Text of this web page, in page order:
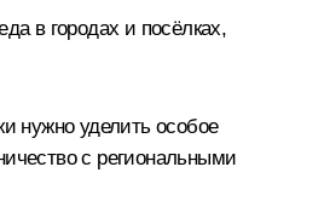
в городах и посёлках,
нужно уделить особое
с региональными